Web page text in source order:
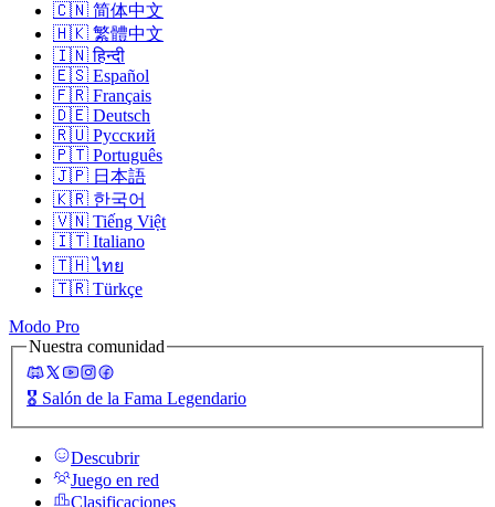
🇨🇳 简体中文
🇭🇰 繁體中文
🇮🇳 हिन्दी
🇪🇸 Español
🇫🇷 Français
🇩🇪 Deutsch
🇷🇺 Русский
🇵🇹 Português
🇯🇵 日本語
🇰🇷 한국어
🇻🇳 Tiếng Việt
🇮🇹 Italiano
🇹🇭 ไทย
🇹🇷 Türkçe
Modo Pro
Nuestra comunidad
🎖️ Salón de la Fama Legendario
Descubrir
Juego en red
Clasificaciones